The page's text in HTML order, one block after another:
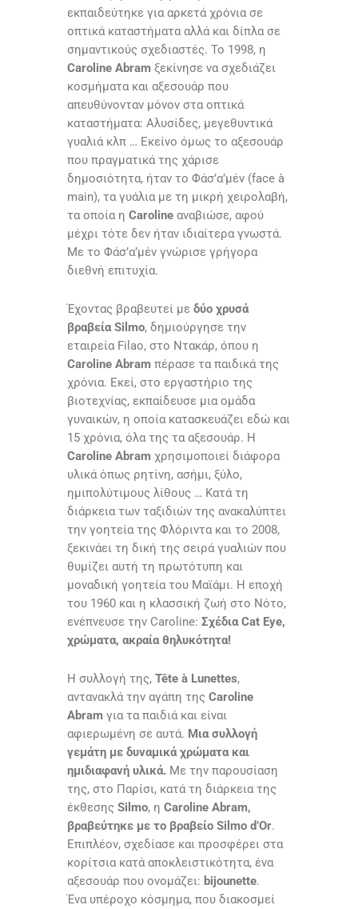
εκπαιδεύτηκε για αρκετά χρόνια σε
οπτικά καταστήματα αλλά και δίπλα σε
σημαντικούς σχεδιαστές. Το 1998, η
Caroline Abram ξεκίνησε να σχεδιάζει
κοσμήματα και αξεσουάρ που
απευθύνονταν μόνον στα οπτικά
καταστήματα: Αλυσίδες, μεγεθυντικά
γυαλιά κλπ … Εκείνο όμως το αξεσουάρ
που πραγματικά της χάρισε
δημοσιότητα, ήταν το Φάσ’α’μέν (face à
main), τα γυάλια με τη μικρή χειρολαβή,
τα οποία η Caroline αναβιώσε, αφού
μέχρι τότε δεν ήταν ιδιαίτερα γνωστά.
Με το Φάσ’α’μέν γνώρισε γρήγορα
διεθνή επιτυχία.
Έχοντας βραβευτεί με δύο χρυσά
βραβεία Silmo, δημιούργησε την
εταιρεία Filao, στο Ντακάρ, όπου η
Caroline Abram πέρασε τα παιδικά της
χρόνια. Εκεί, στο εργαστήριο της
βιοτεχνίας, εκπαίδευσε μια ομάδα
γυναικών, η οποία κατασκευάζει εδώ και
15 χρόνια, όλα της τα αξεσουάρ. Η
Caroline Abram χρησιμοποιεί διάφορα
υλικά όπως ρητίνη, ασήμι, ξύλο,
ημιπολύτιμους λίθους … Κατά τη
διάρκεια των ταξιδιών της ανακαλύπτει
την γοητεία της Φλόριντα και το 2008,
ξεκινάει τη δική της σειρά γυαλιών που
θυμίζει αυτή τη πρωτότυπη και
μοναδική γοητεία του Μαϊάμι. Η εποχή
του 1960 και η κλασσική ζωή στο Νότο,
ενέπνευσε την Caroline: Σχέδια Cat Eye,
χρώματα, ακραία θηλυκότητα!
Η συλλογή της, Tête à Lunettes,
αντανακλά την αγάπη της Caroline
Abram για τα παιδιά και είναι
αφιερωμένη σε αυτά. Μια συλλογή
γεμάτη με δυναμικά χρώματα και
ημιδιαφανή υλικά. Με την παρουσίαση
της, στο Παρίσι, κατά τη διάρκεια της
έκθεσης Silmo, η Caroline Abram,
βραβεύτηκε με το βραβείο Silmo d’Or.
Επιπλέον, σχεδίασε και προσφέρει στα
κορίτσια κατά αποκλειστικότητα, ένα
αξεσουάρ που ονομάζει: bijounette.
Ένα υπέροχο κόσμημα, που διακοσμεί